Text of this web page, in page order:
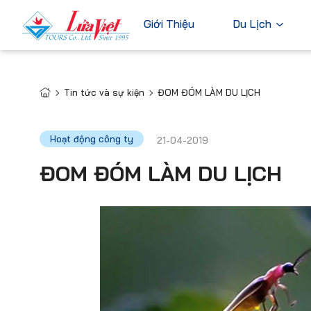
Giới Thiệu Du Lịch
Du Lịch Trong Nước
Đức
Xem tất
Tin tức và sự kiện ĐOM ĐÓM LÀM DU LỊCH
Hoạt động công ty 21-04-2019
ĐOM ĐÓM LÀM DU LỊCH